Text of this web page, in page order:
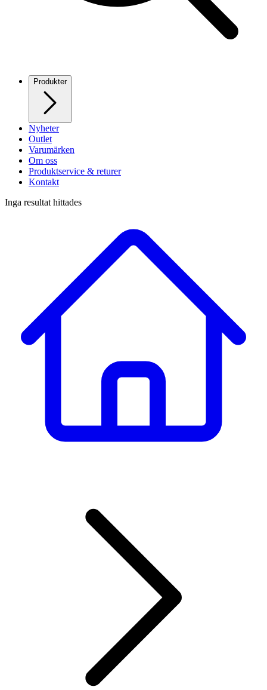
Produkter
Nyheter
Outlet
Varumärken
Om oss
Produktservice & returer
Kontakt
Inga resultat hittades